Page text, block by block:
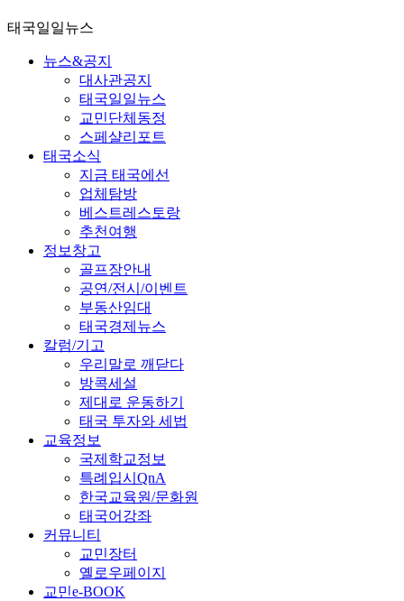
태국일일뉴스
뉴스&공지
대사관공지
태국일일뉴스
교민단체동정
스페샬리포트
태국소식
지금 태국에선
업체탐방
베스트레스토랑
추천여행
정보창고
골프장안내
공연/전시/이벤트
부동산임대
태국경제뉴스
칼럼/기고
우리말로 깨닫다
방콕세설
제대로 운동하기
태국 투자와 세법
교육정보
국제학교정보
특례입시QnA
한국교육원/문화원
태국어강좌
커뮤니티
교민장터
옐로우페이지
교민e-BOOK